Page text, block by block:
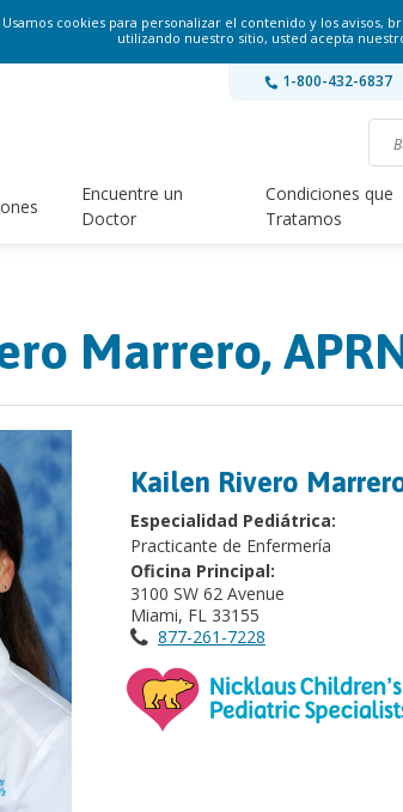
Usamos cookies para personalizar el contenido y los avisos,
utilizando nuestro sitio, usted acepta
1-800-432-6837
Encuentre un
Doctor
Condiciones que
Tratamos
Marrero,
Kailen Rivero
Especialidad Pediátrica:
Practicante de Enfermería
Oficina Principal:
3100 SW 62 Avenue
Miami, FL 33155
877-261-7228